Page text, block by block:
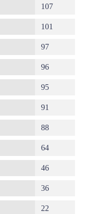
107
101
97
96
95
91
88
64
46
36
22